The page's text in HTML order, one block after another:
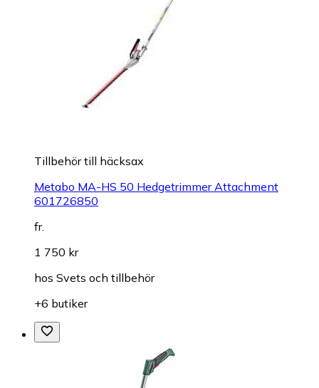
Tillbehör till häcksax
Metabo MA-HS 50 Hedgetrimmer Attachment
601726850
fr.
1 750 kr
hos Svets och tillbehör
+6 butiker